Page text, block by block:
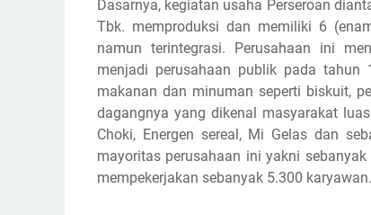
Dasarnya, kegiatan usaha Perseroan
Tbk. memproduksi dan memiliki 6
namun terintegrasi. Perusahaan ini
menjadi perusahaan publik pada tahun
makanan dan minuman seperti biskuit,
dagangnya yang dikenal masyarakat
Choki, Energen sereal, Mi Gelas dan
mayoritas perusahaan ini yakni
mempekerjakan sebanyak 5.300 karyawan.